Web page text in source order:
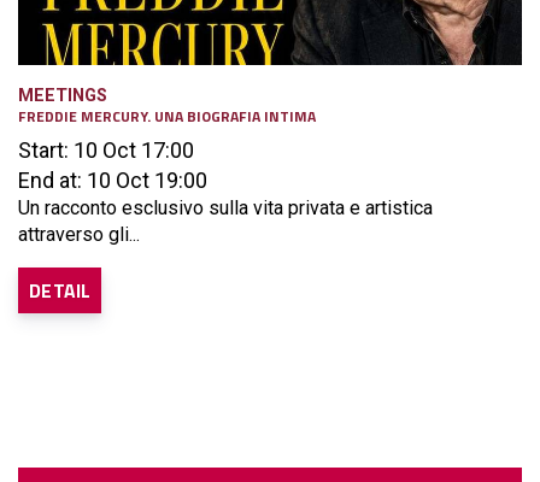
MEETINGS
FREDDIE MERCURY. UNA BIOGRAFIA INTIMA
Start: 10 Oct 17:00
End at: 10 Oct 19:00
Un racconto esclusivo sulla vita privata e artistica
attraverso gli...
DETAIL